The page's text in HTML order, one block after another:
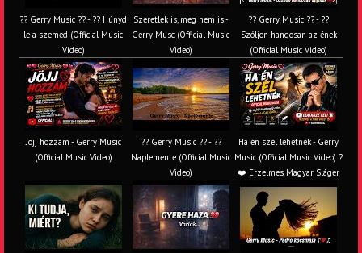
?? Gerry Music ?? - ?? Húnyd
le a szemed (Official Music
Video)
Szeretlek is, meg nem is -
Gerry Musc (Official Music
Video)
?? Gerry Music ?? - ??
Szóljon hangosan az ének
(Official Music Video)
Jöjj hozzám - Gerry Music
(Official Music Video)
?? Gerry Music ?? - ??
Naplemente (Official Music
Video)
Ha én szél lehetnék - Gerry
Music (Official Music Video) ?️
❤️ Érzelmes Magyar Sláger